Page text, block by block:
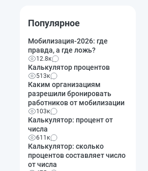
Популярное
Мобилизация-2026: где
правда, а где ложь?
12.8к
Калькулятор процентов
513к
Каким организациям
разрешили бронировать
работников от мобилизации
103к
Калькулятор: процент от
числа
611к
Калькулятор: сколько
процентов составляет число
от числа